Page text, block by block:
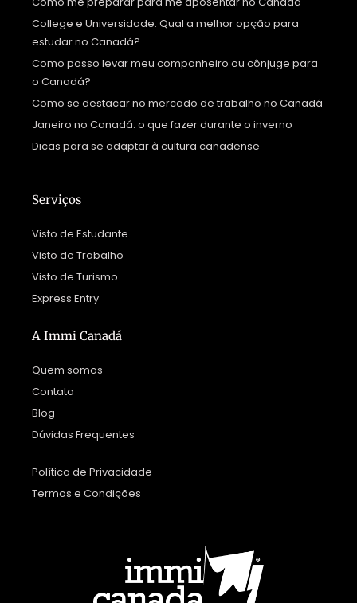
College e Universidade: Qual a melhor opção para
estudar no Canadá?
Como posso levar meu companheiro ou cônjuge para
o Canadá?
Como se destacar no mercado de trabalho no Canadá
Janeiro no Canadá: o que fazer durante o inverno
Dicas para se adaptar à cultura canadense
Serviços
Visto de Estudante
Visto de Trabalho
Visto de Turismo
Express Entry
A Immi Canadá
Quem somos
Contato
Blog
Dúvidas Frequentes
Política de Privacidade
Termos e Condições